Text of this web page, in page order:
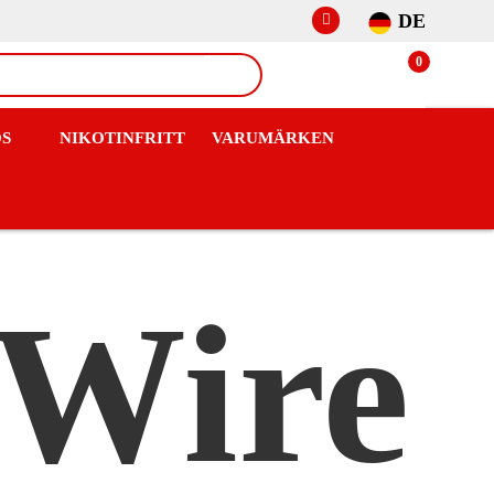
DE
0
NIKOTINFRITT VARUMÄRKEN